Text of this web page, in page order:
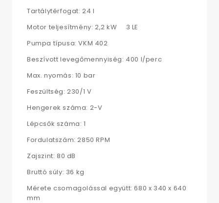
Tartálytérfogat: 24 l
Motor teljesítmény: 2,2 kW 3 LE
Pumpa típusa: VKM 402
Beszívott levegőmennyiség: 400 l/perc
Max. nyomás: 10 bar
Feszültség: 230/1 V
Hengerek száma: 2-V
Lépcsők száma: 1
Fordulatszám: 2850 RPM
Zajszint: 80 dB
Bruttó súly: 36 kg
Mérete csomagolással együtt: 680 x 340 x 640
mm